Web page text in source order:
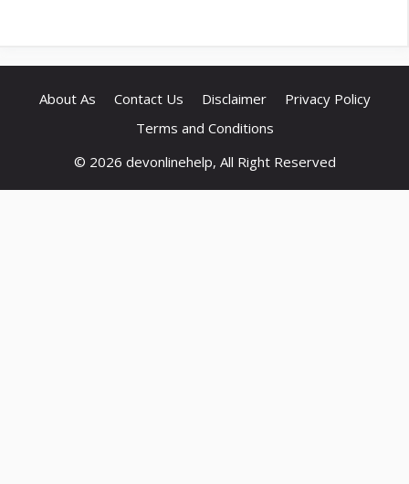
About As Contact Us Disclaimer
Privacy Policy
Terms and Conditions
© 2026 devonlinehelp, All Right Reserved